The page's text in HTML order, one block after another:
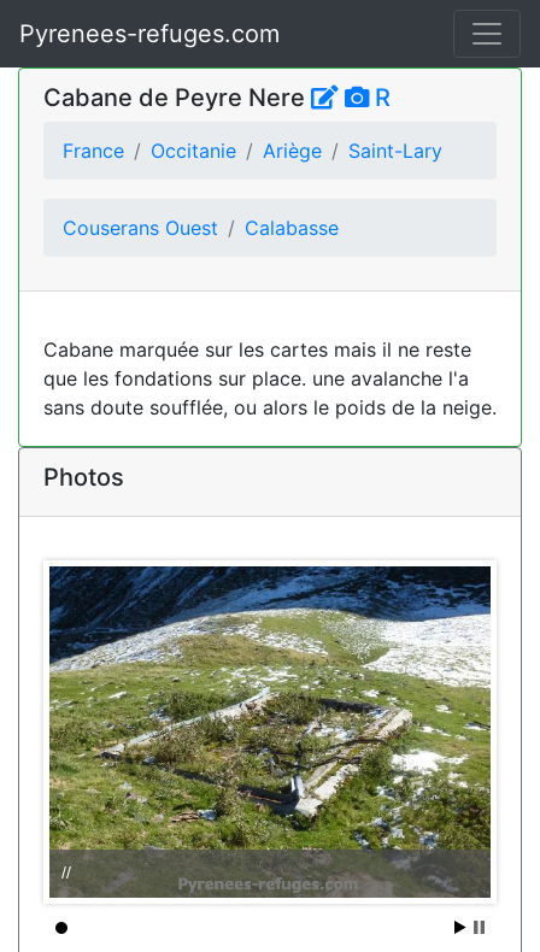
Pyrenees-refuges.com
Cabane de Peyre Nere R
France Occitanie Ariège Saint-Lary
Couserans Ouest Calabasse
Cabane marquée sur les cartes mais il ne reste
que les fondations sur place. une avalanche l'a
sans doute soufflée, ou alors le poids de la neige.
Photos
//